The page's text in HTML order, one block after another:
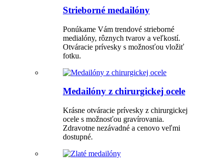
Strieborné medailóny
Ponúkame Vám trendové strieborné
medialóny, rôznych tvarov a veľkostí.
Otváracie prívesky s možnosťou vložiť
fotku.
Medailóny z chirurgickej ocele
Krásne otváracie prívesky z chirurgickej
ocele s možnosťou gravírovania.
Zdravotne nezávadné a cenovo veľmi
dostupné.